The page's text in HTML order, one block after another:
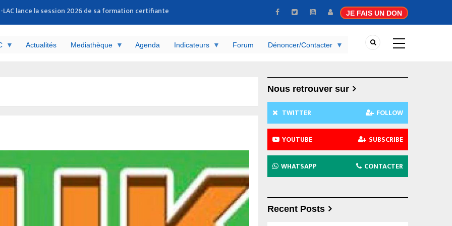
lance la session 2026 de sa formation certifiante
exécutif
sélectionnés pour la phase finale
JE FAIS UN DON
Actualités Mediathèque Agenda Indicateurs Forum Dénoncer/Contacter
Nous retrouver sur
TWITTER FOLLOW
YOUTUBE SUBSCRIBE
WHATSAPP CONTACTER
Recent Posts